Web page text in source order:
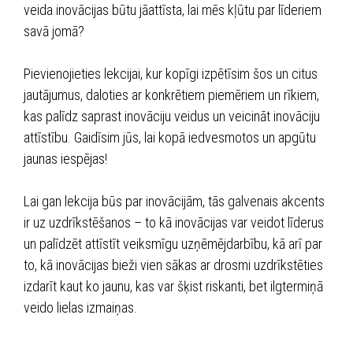
veida inovācijas būtu jāattīsta, lai mēs kļūtu par līderiem
savā jomā?
Pievienojieties lekcijai, kur kopīgi izpētīsim šos un citus
jautājumus, daloties ar konkrētiem piemēriem un rīkiem,
kas palīdz saprast inovāciju veidus un veicināt inovāciju
attīstību. Gaidīsim jūs, lai kopā iedvesmotos un apgūtu
jaunas iespējas!
Lai gan lekcija būs par inovācijām, tās galvenais akcents
ir uz uzdrīkstēšanos – to kā inovācijas var veidot līderus
un palīdzēt attīstīt veiksmīgu uzņēmējdarbību, kā arī par
to, kā inovācijas bieži vien sākas ar drosmi uzdrīkstēties
izdarīt kaut ko jaunu, kas var šķist riskanti, bet ilgtermiņā
veido lielas izmaiņas.